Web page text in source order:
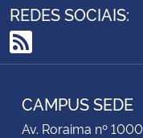
REDES SOCIAIS:
RSS
CAMPUS SEDE
Av. Roraima nº 1000